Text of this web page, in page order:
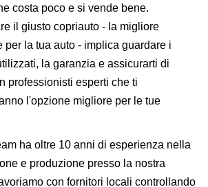
costa poco e si vende bene.
il giusto copriauto - la migliore
per la tua auto - implica guardare i
la garanzia e assicurarti di
professionisti esperti che ti
l'opzione migliore per le tue
ha oltre 10 anni di esperienza nella
e produzione presso la nostra
con fornitori locali controllando